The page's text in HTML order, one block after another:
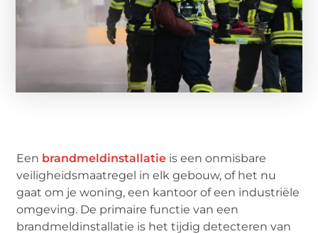
Een brandmeldinstallatie is een onmisbare
veiligheidsmaatregel in elk gebouw, of het nu
gaat om je woning, een kantoor of een industriële
omgeving. De primaire functie van een
brandmeldinstallatie is het tijdig detecteren van